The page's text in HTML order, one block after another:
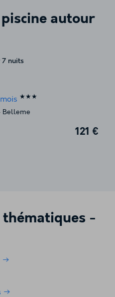
autour
7 nuits
★★★
Belleme
121 €
-